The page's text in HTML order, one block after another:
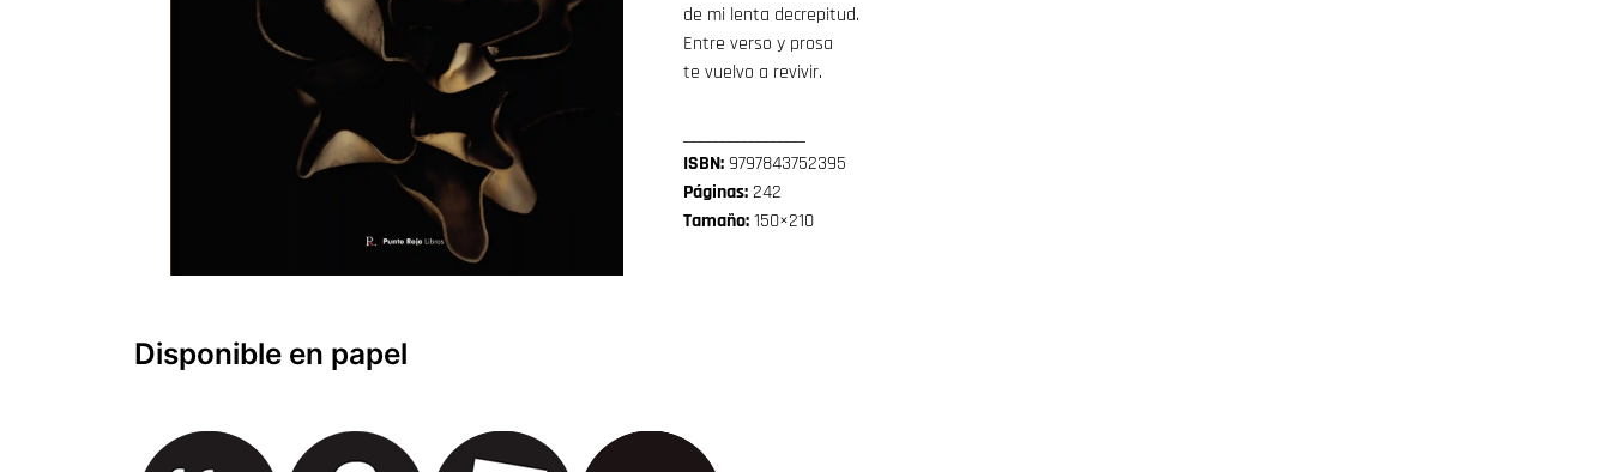
de mi lenta decrepitud.
Entre verso y prosa
te vuelvo a revivir.
ISBN:9797843752395
Páginas:242
Tamaño:150×210
Disponible en papel